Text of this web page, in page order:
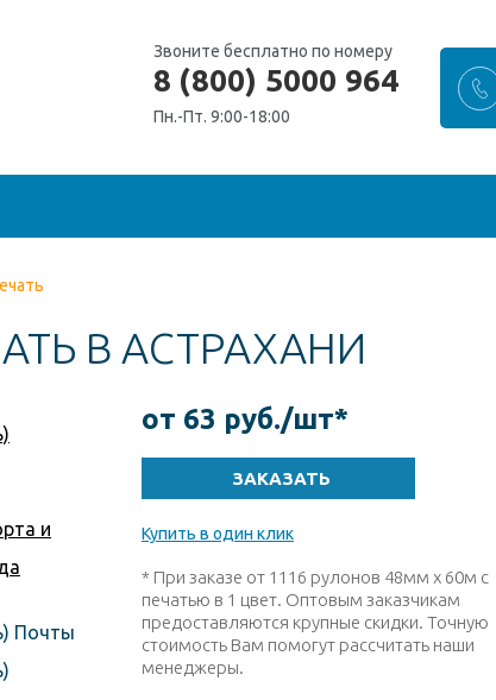
Звоните бесплатно по номеру
8 (800) 5000 964
Пн.-Пт. 9:00-18:00
В АСТРАХАНИ
от 63 руб./шт*
Купить в один клик
* При заказе от 1116 рулонов 48мм х 60м с
печатью в 1 цвет. Оптовым заказчикам
предоставляются крупные скидки. Точную
стоимость Вам помогут рассчитать наши
менеджеры.